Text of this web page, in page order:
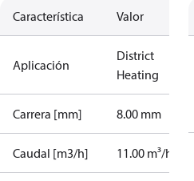
Característica Valor
Aplicación
District
Heating
Carrera [mm] 8.00 mm
Caudal [m3/h] 11.00 m³/h